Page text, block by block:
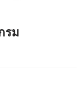
รม